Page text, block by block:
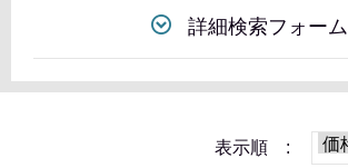
詳細検索フォーム
表示順 :